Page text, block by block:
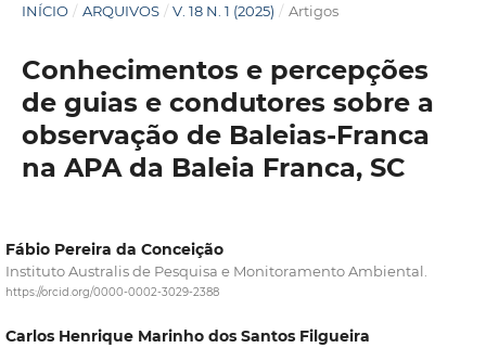
INÍCIO / ARQUIVOS / V. 18 N. 1 (2025) / Artigos
Conhecimentos e percepções
de guias e condutores sobre a
observação de Baleias-Franca
na APA da Baleia Franca, SC
Fábio Pereira da Conceição
Instituto Australis de Pesquisa e Monitoramento Ambiental.
https://orcid.org/0000-0002-3029-2388
Carlos Henrique Marinho dos Santos Filgueira